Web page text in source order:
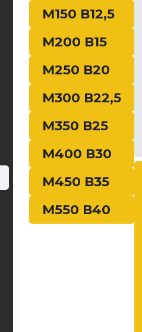
характеристики приведены в
приложении …
М150 В12,5
М200 В15
М250 В20
М300 В22,5
М350 В25
М400 В30
М450 В35
М550 В40